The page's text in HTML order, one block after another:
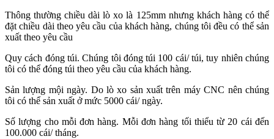
Thông thường chiều dài lò xo là 125mm nhưng khách hàng có thể
đặt chiều dài theo yêu cầu của khách hàng, chúng tôi đều có thể sản
xuất theo yêu cầu
Quy cách đóng túi. Chúng tôi đóng túi 100 cái/ túi, tuy nhiên chúng
tôi có thể đóng túi theo yêu cầu của khách hàng.
Sản lượng mội ngày. Do lò xo sản xuất trên máy CNC nên chúng
tôi có thể sản xuất ở mức 5000 cái/ ngày.
Số lượng cho mỗi đơn hàng. Mỗi đơn hàng tối thiểu từ 20 cái đến
100.000 cái/ tháng.